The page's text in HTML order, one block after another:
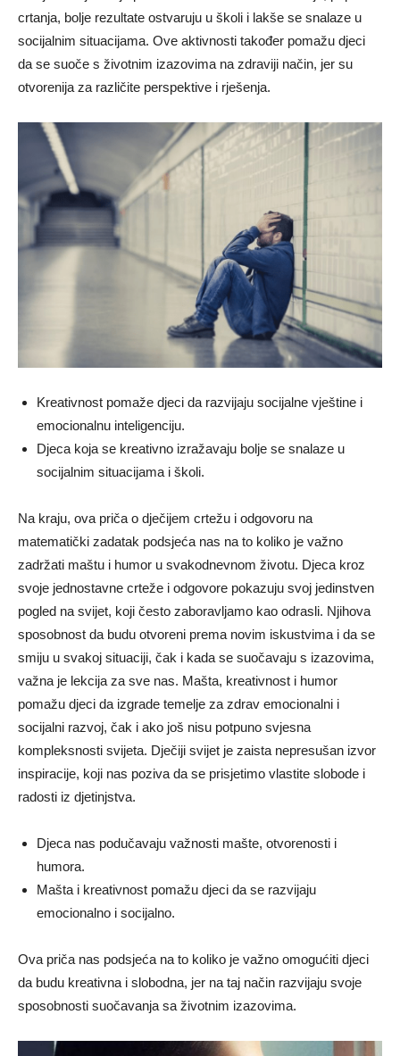
crtanja, bolje rezultate ostvaruju u školi i lakše se snalaze u
socijalnim situacijama. Ove aktivnosti također pomažu djeci
da se suoče s životnim izazovima na zdraviji način, jer su
otvorenija za različite perspektive i rješenja.
Kreativnost pomaže djeci da razvijaju socijalne vještine i
emocionalnu inteligenciju.
Djeca koja se kreativno izražavaju bolje se snalaze u
socijalnim situacijama i školi.
Na kraju, ova priča o dječijem crtežu i odgovoru na
matematički zadatak podsjeća nas na to koliko je važno
zadržati maštu i humor u svakodnevnom životu. Djeca kroz
svoje jednostavne crteže i odgovore pokazuju svoj jedinstven
pogled na svijet, koji često zaboravljamo kao odrasli. Njihova
sposobnost da budu otvoreni prema novim iskustvima i da se
smiju u svakoj situaciji, čak i kada se suočavaju s izazovima,
važna je lekcija za sve nas. Mašta, kreativnost i humor
pomažu djeci da izgrade temelje za zdrav emocionalni i
socijalni razvoj, čak i ako još nisu potpuno svjesna
kompleksnosti svijeta. Dječiji svijet je zaista nepresušan izvor
inspiracije, koji nas poziva da se prisjetimo vlastite slobode i
radosti iz djetinjstva.
Djeca nas podučavaju važnosti mašte, otvorenosti i
humora.
Mašta i kreativnost pomažu djeci da se razvijaju
emocionalno i socijalno.
Ova priča nas podsjeća na to koliko je važno omogućiti djeci
da budu kreativna i slobodna, jer na taj način razvijaju svoje
sposobnosti suočavanja sa životnim izazovima.